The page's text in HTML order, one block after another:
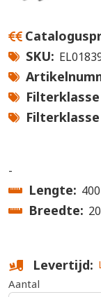
SKU
Filterklasse
Filterklasse
-
Lengte
Breedte
Levertijd
Aantal